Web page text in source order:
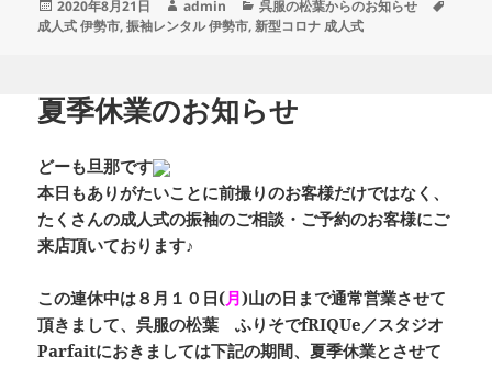
投
稿
2020年8月21日
作
成
admin
カ
テ
呉服の松葉からのお知らせ
成人式 伊勢市,振袖レンタル 伊勢市,新型コロナ 成人式
夏季休業のお知らせ
どーも旦那です
本日もありがたいことに前撮りのお客様だけではなく、
たくさんの成人式の振袖のご相談・ご予約のお客様にご
来店頂いております♪
この連休中は８月１０日(月)山の日 まで通常営業させて
頂きまして、呉服の松葉 ふりそでfRIQUe／スタジオ
Parfaitにおきましては下記の期間、夏季休業とさせて